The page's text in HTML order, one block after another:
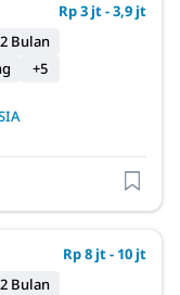
Rp 3 jt - 3,9 jt
Bulan
+5
Rp 8 jt - 10 jt
Bulan